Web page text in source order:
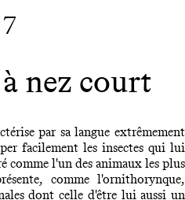
7
nez court
par sa langue extrêmement
facilement les insectes qui lui
comme l'un des animaux les plus
comme l'ornithorynque,
dont celle d'être lui aussi un